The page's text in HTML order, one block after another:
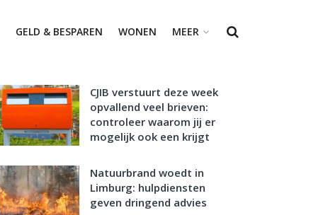
GELD & BESPAREN WONEN MEER
CJIB verstuurt deze week
opvallend veel brieven:
controleer waarom jij er
mogelijk ook een krijgt
Natuurbrand woedt in
Limburg: hulpdiensten
geven dringend advies